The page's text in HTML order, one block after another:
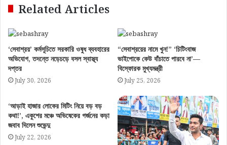
Related Articles
‘সেবাশ্রয়’ কর্মসূচিতে সরকারি ওষুধ ব্যবহারের
অভিযোগ, তদন্তে নড়েচড়ে বসল স্বাস্থ্য
দপ্তর
July 30, 2026
“সেবাশ্রয়ের নামে খুন!” ‘চিটিংবাজ
ভাইপোকে কেউ বাঁচাতে পারবে না’—
বিস্ফোরক মুখ্যমন্ত্রী
July 25, 2026
‘আড়াই হাজার লোকের মিটিং নিয়ে বড় বড়
কথা!’, একুশের মঞ্চে অভিষেকের গর্জনের কড়া
জবাব দিলেন শুভেন্দু
July 22, 2026